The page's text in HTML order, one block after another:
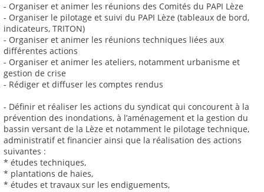
- Organiser et animer les réunions des Comités du PAPI Lèze
- Organiser le pilotage et suivi du PAPI Lèze (tableaux de bord,
indicateurs, TRITON)
- Organiser et animer les réunions techniques liées aux
différentes actions
- Organiser et animer les ateliers, notamment urbanisme et
gestion de crise
- Rédiger et diffuser les comptes rendus
- Définir et réaliser les actions du syndicat qui concourent à la
prévention des inondations, à l’aménagement et la gestion du
bassin versant de la Lèze et notamment le pilotage technique,
administratif et financier ainsi que la réalisation des actions
suivantes :
* études techniques,
* plantations de haies,
* études et travaux sur les endiguements,